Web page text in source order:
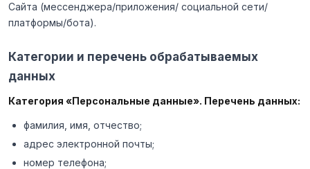
Сайта (мессенджера/приложения/ социальной сети/
платформы/бота).
Категории и перечень обрабатываемых
данных
Категория «Персональные данные». Перечень данных:
фамилия, имя, отчество;
адрес электронной почты;
номер телефона;